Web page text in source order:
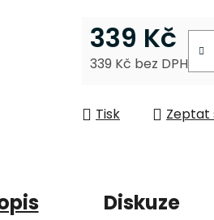
339 Kč
339 Kč bez DPH
Tisk Zeptat
Diskuze